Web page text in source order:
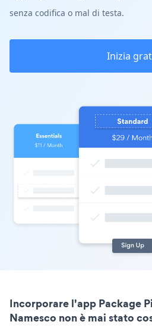
senza codifica o mal di testa.
Inizia
Incorporare l'app Package
Namesco non è mai stato